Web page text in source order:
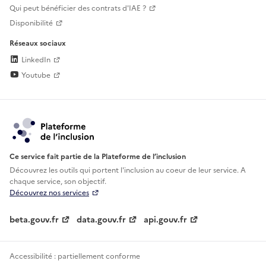
Qui peut bénéficier des contrats d'IAE ?
Disponibilité
Réseaux sociaux
LinkedIn
Youtube
Ce service fait partie de la Plateforme de l’inclusion
Découvrez les outils qui portent l'inclusion aucoeur de leur service. A
chaque service, son objectif.
Découvrez nos services
beta.gouv.fr data.gouv.fr api.gouv.fr
Accessibilité : partiellement conforme